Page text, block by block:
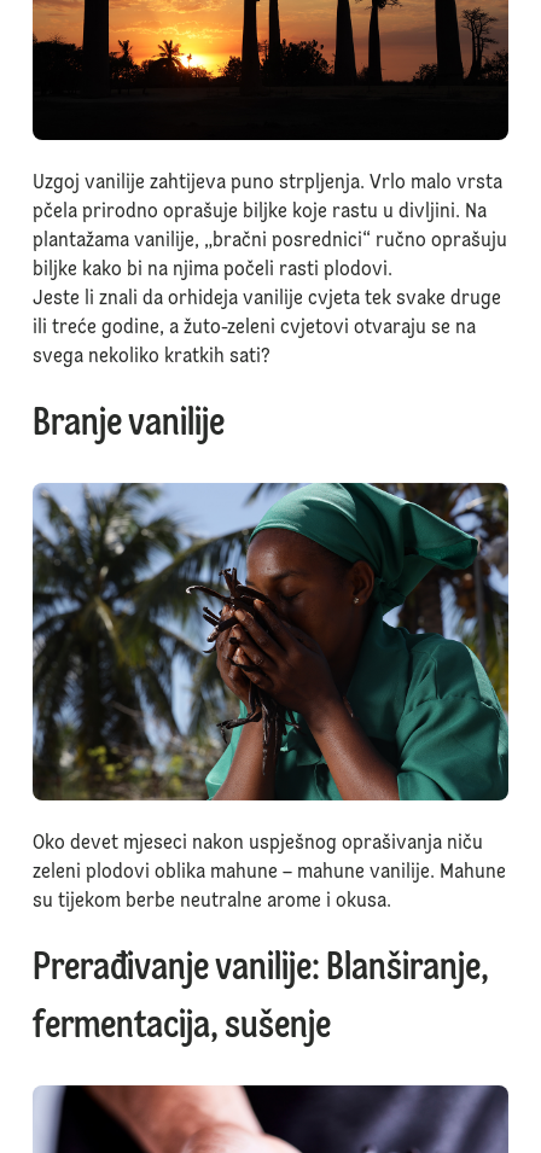
Uzgoj vanilije zahtijeva puno strpljenja. Vrlo malo vrsta
pčela prirodno oprašuje biljke koje rastu u divljini. Na
plantažama vanilije, „bračni posrednici“ ručno oprašuju
biljke kako bi na njima počeli rasti plodovi.
Jeste li znali da orhideja vanilije cvjeta tek svake druge
ili treće godine, a žuto-zeleni cvjetovi otvaraju se na
svega nekoliko kratkih sati?
Branje vanilije
Oko devet mjeseci nakon uspješnog oprašivanja niču
zeleni plodovi oblika mahune – mahune vanilije. Mahune
su tijekom berbe neutralne arome i okusa.
Prerađivanje vanilije: Blanširanje,
fermentacija, sušenje